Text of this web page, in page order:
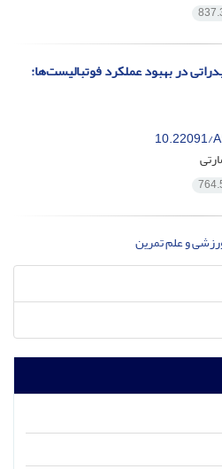
در بهبود عملکرد فوتبالیست‌ها:
10.22091/